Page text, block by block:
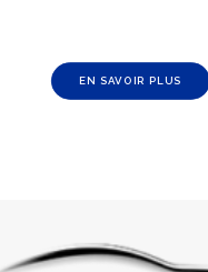
EN SAVOIR PLUS